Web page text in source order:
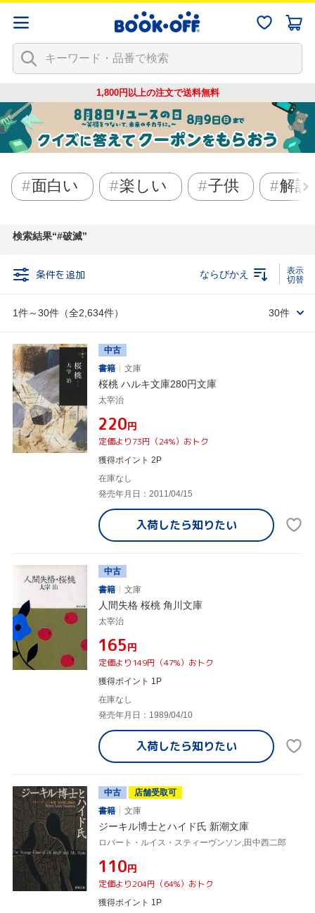
1,800円以上の注文で送料無料
面白い 楽しい 子供 解説
検索結果 #破滅
条件を追加
1件～30件（全2,634件）
ならびかえ
30件
中古
書籍
文庫
桜桃 ハルキ文庫280円文庫
太宰治
¥220円
定価より73円（24%）おトク
獲得ポイント 2P
在庫なし
発売年月日：2011/04/15
入荷したら知りたい
中古
書籍
文庫
人間失格 桜桃 角川文庫
太宰治
¥165円
定価より149円（47%）おトク
獲得ポイント 1P
在庫なし
発売年月日：1989/04/10
入荷したら知りたい
中古
店舗受取可
書籍
文庫
ジーキル博士とハイド氏 新潮文庫
ロバート・ルイス・スティーヴンソン,田中西二郎
¥110円
定価より204円（64%）おトク
獲得ポイント 1P